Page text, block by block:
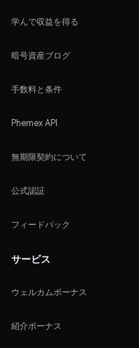
学んで収益を得る
暗号資産ブログ
手数料と条件
Phemex API
無期限契約について
公式認証
フィードバック
サービス
ウェルカムボーナス
紹介ボーナス